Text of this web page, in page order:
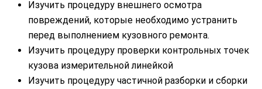
Изучить процедуру внешнего осмотра
повреждений, которые необходимо устранить
перед выполнением кузовного ремонта.
Изучить процедуру проверки контрольных точек
кузова измерительной линейкой
Изучить процедуру частичной разборки и сборки